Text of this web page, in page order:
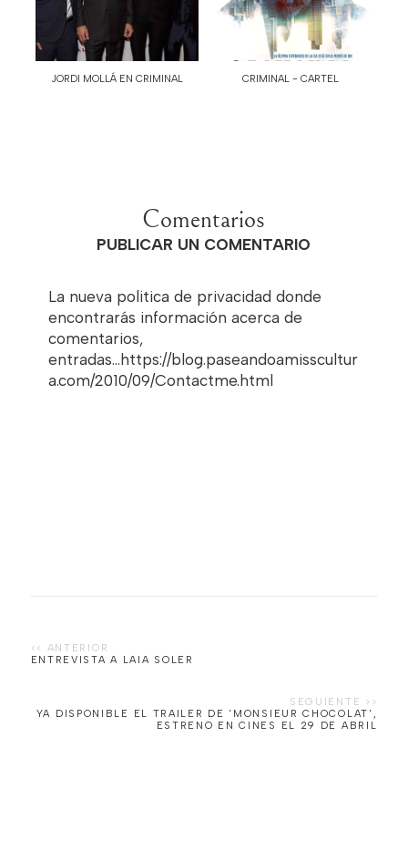
JORDI MOLLÁ EN CRIMINAL CRIMINAL - CARTEL
Comentarios
PUBLICAR UN COMENTARIO
La nueva politica de privacidad donde
encontrarás información acerca de
comentarios,
entradas...https://blog.paseandoamisscultur
a.com/2010/09/Contactme.html
ENTREVISTA A LAIA SOLER
YA DISPONIBLE EL TRAILER DE 'MONSIEUR CHOCOLAT',
ESTRENO EN CINES EL 29 DE ABRIL